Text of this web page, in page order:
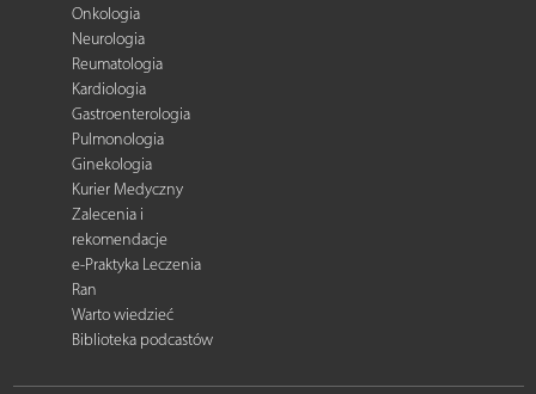
Onkologia
Neurologia
Reumatologia
Kardiologia
Gastroenterologia
Pulmonologia
Ginekologia
Kurier Medyczny
Zalecenia i
rekomendacje
e-Praktyka Leczenia
Ran
Warto wiedzieć
Biblioteka podcastów